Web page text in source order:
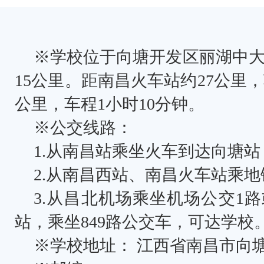
※学校位于向塘开发区丽湖中
15公里。距南昌火车站约27公里
公里，车程1小时10分钟。
※公交线路：
1.从南昌站乘坐火车到达向塘
2.从南昌西站、南昌火车站乘
3.从昌北机场乘坐机场公交1
站，乘坐849路公交车，可达学校
※学校地址： 江西省南昌市向